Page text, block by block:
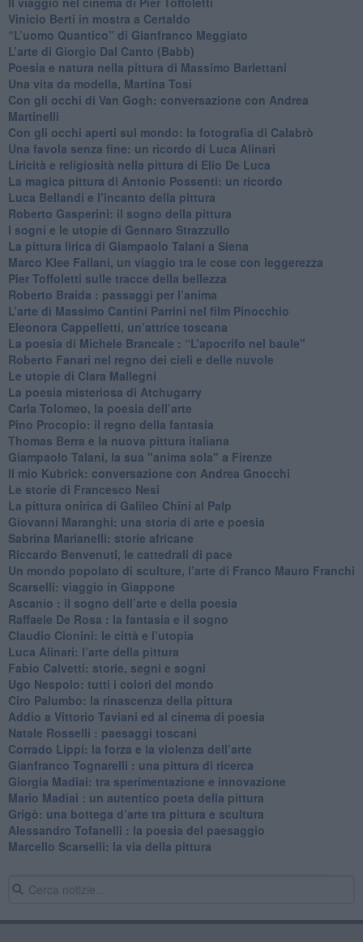
Vinicio Berti in mostra a Certaldo
“L’uomo Quantico” di Gianfranco Meggiato
​L’arte di Giorgio Dal Canto (Babb)
Poesia e natura nella pittura di Massimo Barlettani
Una vita da modella, Martina Tosi
​Con gli occhi di Van Gogh: conversazione con Andrea
Martinelli
​Con gli occhi aperti sul mondo: la fotografia di Calabrò
Una favola senza fine: un ricordo di Luca Alinari
Liricità e religiosità nella pittura di Elio De Luca
La magica pittura di Antonio Possenti: un ricordo
Luca Bellandi e l’incanto della pittura
​Roberto Gasperini: il sogno della pittura
I sogni e le utopie di Gennaro Strazzullo
La pittura lirica di Giampaolo Talani a Siena
​Marco Klee Fallani, un viaggio tra le cose con leggerezza
​Pier Toffoletti sulle tracce della bellezza
​Roberto Braida : passaggi per l’anima
​L’arte di Massimo Cantini Parrini nel film Pinocchio
Eleonora Cappelletti, un’attrice toscana
​La poesia di Michele Brancale : “L’apocrifo nel baule"
Roberto Fanari nel regno dei cieli e delle nuvole
Le utopie di Clara Mallegni
​La poesia misteriosa di Atchugarry
Carla Tolomeo, la poesia dell’arte
Pino Procopio: il regno della fantasia
Thomas Berra e la nuova pittura italiana
Giampaolo Talani, la sua "anima sola" a Firenze
Il mio Kubrick: conversazione con Andrea Gnocchi
Le storie di Francesco Nesi
​La pittura onirica di Galileo Chini al Palp
​Giovanni Maranghi: una storia di arte e poesia
Sabrina Marianelli: storie africane
​Riccardo Benvenuti, le cattedrali di pace
​Un mondo popolato di sculture, l’arte di Franco Mauro Franchi
​Scarselli: viaggio in Giappone
​Ascanio : il sogno dell’arte e della poesia
Raffaele De Rosa : la fantasia e il sogno
​Claudio Cionini: le città e l’utopia
Luca Alinari: l’arte della pittura
​Fabio Calvetti: storie, segni e sogni
Ugo Nespolo: tutti i colori del mondo
​Ciro Palumbo: la rinascenza della pittura
​Addio a Vittorio Taviani ed al cinema di poesia
​Natale Rosselli : paesaggi toscani
​Corrado Lippi: la forza e la violenza dell’arte
Gianfranco Tognarelli : una pittura di ricerca
Giorgia Madiai: tra sperimentazione e innovazione
Mario Madiai : un autentico poeta della pittura
Grigò: una bottega d’arte tra pittura e scultura
Alessandro Tofanelli : la poesia del paesaggio
​Marcello Scarselli: la via della pittura